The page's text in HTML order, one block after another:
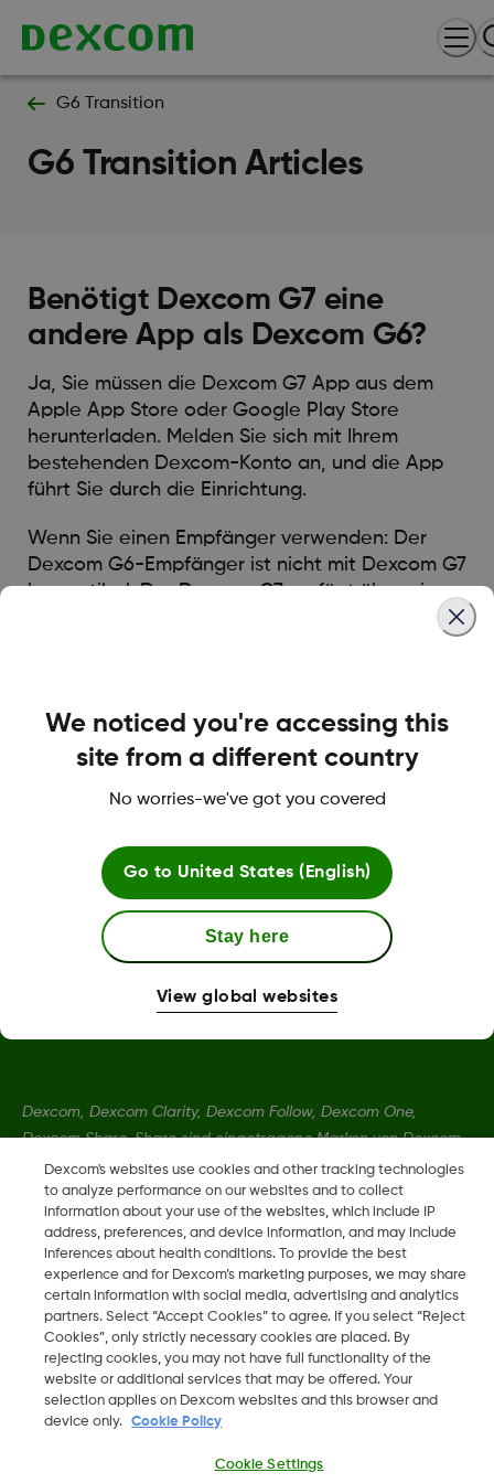
G6 Transition
G6 Transition Articles
Benötigt Dexcom G7 eine
andere App als Dexcom G6?
Ja, Sie müssen die Dexcom G7 App aus dem
Apple App Store oder Google Play Store
herunterladen. Melden Sie sich mit Ihrem
bestehenden Dexcom-Konto an, und die App
führt Sie durch die Einrichtung.
Wenn Sie einen Empfänger verwenden: Der
Dexcom G6-Empfänger ist nicht mit Dexcom G7
kompatibel. Der Dexcom G7 verfügt über einen
Was this article helpful?
MAT-10407
Mehr Informationen
Dexcom, Dexcom Clarity, Dexcom Follow, Dexcom One,
Dexcom Share, Share sind eingetragene Marken von Dexcom,
Inc. in den USA und sind möglicherweise in anderen Ländern
eingetragen.
MAT-10407
2026 Dexcom, Inc. Alle Rechte vorbehalten.
Dexcom's websites use cookies and other tracking technologies
to analyze performance on our websites and to collect
information about your use of the websites, which include IP
address, preferences, and device information, and may include
inferences about health conditions. To provide the best
experience and for Dexcom’s marketing purposes, we may share
certain information with social media, advertising and analytics
partners. Select “Accept Cookies” to agree. If you select “Reject
Cookies”, only strictly necessary cookies are placed. By
rejecting cookies, you may not have full functionality of the
website or additional services that may be offered. Your
selection applies on Dexcom websites and this browser and
device only.
Cookie Policy
Cookie Settings
We noticed you're accessing this
site from a different country
No worries-we've got you covered
Go to United States (English)
Stay here
View global websites